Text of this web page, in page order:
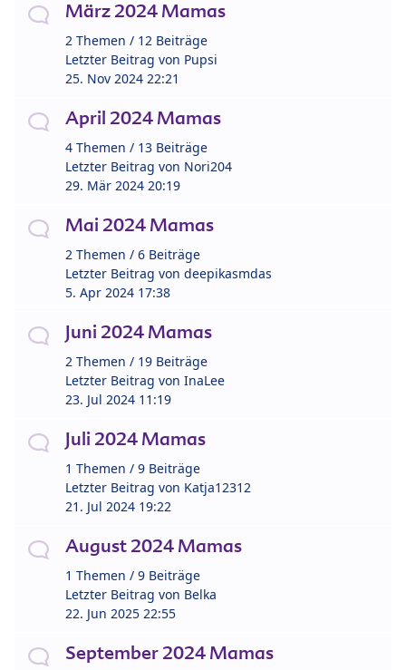
März 2024 Mamas
2 Themen / 12 Beiträge
Letzter Beitrag von Pupsi
25. Nov 2024 22:21
April 2024 Mamas
4 Themen / 13 Beiträge
Letzter Beitrag von Nori204
29. Mär 2024 20:19
Mai 2024 Mamas
2 Themen / 6 Beiträge
Letzter Beitrag von deepikasmdas
5. Apr 2024 17:38
Juni 2024 Mamas
2 Themen / 19 Beiträge
Letzter Beitrag von InaLee
23. Jul 2024 11:19
Juli 2024 Mamas
1 Themen / 9 Beiträge
Letzter Beitrag von Katja12312
21. Jul 2024 19:22
August 2024 Mamas
1 Themen / 9 Beiträge
Letzter Beitrag von Belka
22. Jun 2025 22:55
September 2024 Mamas